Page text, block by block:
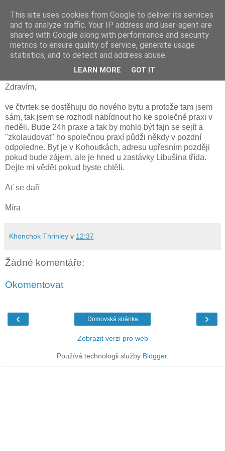
úterý 4. září 2018
Praxe v neděli
Zdravím,
ve čtvrtek se dostěhuju do nového bytu a protože tam jsem
sám, tak jsem se rozhodl nabídnout ho ke společné praxi v
neděli. Bude 24h praxe a tak by mohlo být fajn se sejít a
"zkolaudovat" ho společnou praxí půdži někdy v pozdní
odpoledne. Byt je v Kohoutkách, adresu upřesním později
pokud bude zájem, ale je hned u zastávky Libušina třída.
Dejte mi vědět pokud byste chtěli.
Ať se daří
Míra
Khonchok Thrinley v 12:37
Žádné komentáře:
Okomentovat
‹ ›
Domovská stránka
Zobrazit verzi pro web
Používá technologii služby Blogger.
This site uses cookies from Google to deliver its services
and to analyze traffic. Your IP address and user-agent are
shared with Google along with performance and security
metrics to ensure quality of service, generate usage
statistics, and to detect and address abuse.
LEARN MORE GOT IT